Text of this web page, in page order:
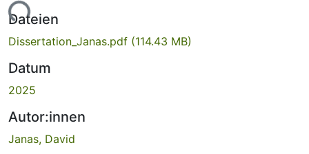
Dateien
Dissertation_Janas.pdf (114.43 MB)
Datum
2025
Autor:innen
Janas, David